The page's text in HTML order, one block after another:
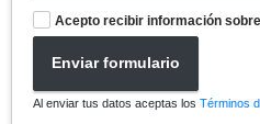
Acepto recibir información
Enviar formulario
Al enviar tus datos aceptas los Términos